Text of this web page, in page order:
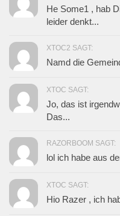
He Some1 , hab
leider denkt...
XTOC2 SAGT:
Namd die
XTOC SAGT:
Jo, das ist
Das...
RAZORBOOM SAGT:
lol ich habe aus
XTOC SAGT:
Hio Razer , ich